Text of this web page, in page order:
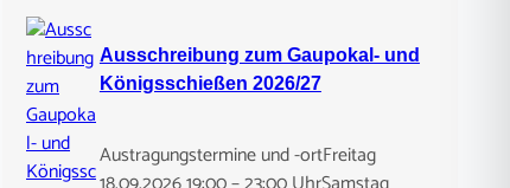
Ausschreibung zum Gaupokal- und
Königsschießen 2026/27
Austragungstermine und -ortFreitag